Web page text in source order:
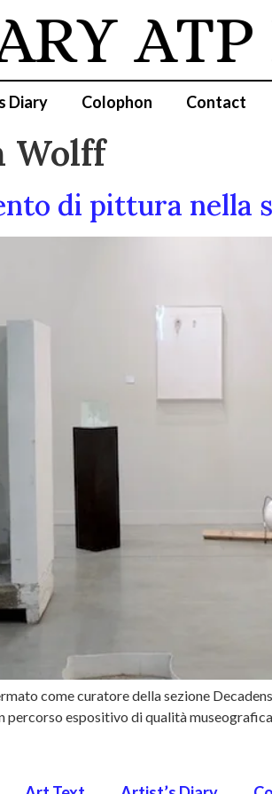
ATP
Diary Colophon Contact
Wolff
di pittura nella
come curatore della sezione
percorso espositivo di qualità